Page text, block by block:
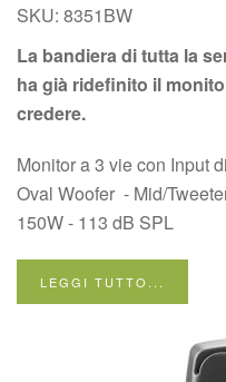
SKU: 8351BW
La bandiera di tutta la
ha già ridefinito il
credere.
Monitor a 3 vie con Input
Oval Woofer - Mid/
150W - 113 dB SPL
LEGGI TUTTO...